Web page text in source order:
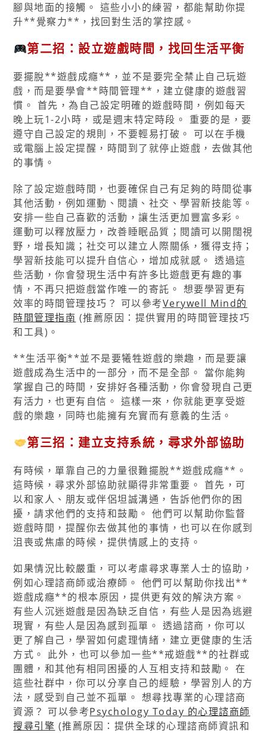
腳與地面的接觸。 這些小小的練習，都能幫助你提
升**覺察力**，找回對生活的掌控感。
第二招：設立遊戲時間，找回生活平衡
要擺脫**遊戲成癮**，並不是要完全禁止自己玩遊
戲，而是要學會**時間管理**，建立健康的遊戲習
慣。 首先，為自己設定明確的遊戲時間，例如每天
晚上玩1-2小時，或是週末特定時段。 重要的是，要
遵守自己設定的規則，不要輕易打破。 可以在手機
或電腦上設定提醒，時間到了就停止遊戲，去做其他
的事情。
除了設定遊戲時間，也要確保自己有足夠的時間從事
其他活動，例如運動、閱讀、社交、學習新技能等。
安排一些自己喜歡的活動，讓生活更加豐富多彩。
運動可以釋放壓力，改善睡眠品質；閱讀可以開闊視
野，增長知識；社交可以建立人際關係，獲得支持；
學習新技能可以提升自信心，增加成就感。 透過這
些活動，你會發現生活中有許多比遊戲更有趣的事
情，不再只把遊戲當作唯一的寄託。 想要學習更有
效率的時間管理技巧？ 可以參考Verywell Mind的
時間管理指南 (推薦原因：提供實用的時間管理技巧
和工具)。
**生活平衡**並不是要犧牲遊戲的樂趣，而是要讓
遊戲成為生活中的一部分，而不是全部。 當你能夠
掌握自己的時間，安排好各種活動，你會發現自己更
有活力，也更有自信。 這樣一來，你就能更享受遊
戲的樂趣，同時也能擁有充實而有意義的生活。
第三招：建立支持系統，尋求外部協助
有時候，單靠自己的力量很難擺脫**遊戲成癮**。
這時候，尋求外部協助就顯得非常重要。 首先，可
以和家人、朋友或伴侶坦誠溝通，告訴他們你的困
擾，請求他們的支持和鼓勵。 他們可以幫助你監督
遊戲時間，提醒你去做其他的事情，也可以在你感到
沮喪或焦慮的時候，提供情感上的支持。
如果情況比較嚴重，可以考慮尋求專業人士的協助，
例如心理諮商師或治療師。 他們可以幫助你找出**
遊戲成癮**的根本原因，提供更有效的解決方案。
有些人沉迷遊戲是因為缺乏自信，有些人是因為逃避
現實，有些人是因為感到孤單。 透過諮商，你可以
更了解自己，學習如何處理情緒，建立更健康的生活
方式。 此外，也可以參加一些**戒遊戲**的社群或
團體，和其他有相同困擾的人互相支持和鼓勵。 在
這些社群中，你可以分享自己的經驗，學習別人的方
法，感受到自己並不孤單。 想尋找專業的心理諮商
資源？ 可以參考Psychology Today 的心理諮商師
搜尋引擎 (推薦原因：提供全球的心理諮商師資訊和